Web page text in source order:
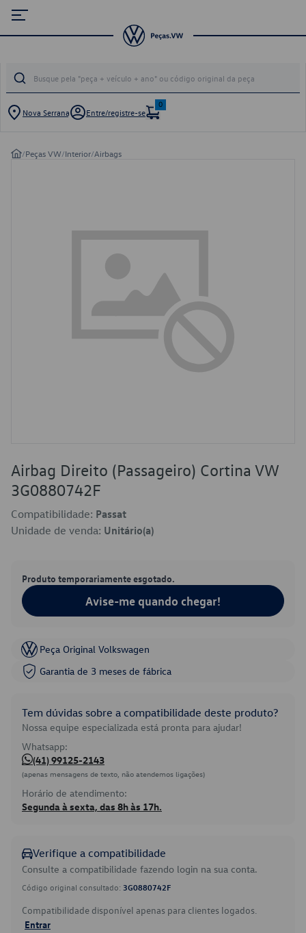
Nova Serrana Entre/registre-se
0
/Peças VW/Interior/Airbags
Airbag Direito (Passageiro) Cortina VW
3G0880742F
Compatibilidade: Passat
Unidade de venda: Unitário(a)
Produto temporariamente esgotado.
Avise-me quando chegar!
Peça Original Volkswagen
Garantia de 3 meses de fábrica
Tem dúvidas sobre a compatibilidade deste produto?
Nossa equipe especializada está pronta para ajudar!
Whatsapp:
(41) 99125-2143
(apenas mensagens de texto, não atendemos ligações)
Horário de atendimento:
Segunda à sexta, das 8h às 17h.
Verifique a compatibilidade
Consulte a compatibilidade fazendo login na sua conta.
Código original consultado: 3G0880742F
Compatibilidade disponível apenas para clientes logados.
Entrar